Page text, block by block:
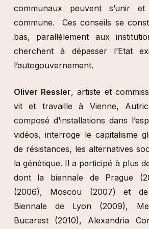
communaux peuvent s’unir
commune. Ces conseils se
bas, parallèlement aux
cherchent à dépasser l’Etat
l’autogouvernement.
Oliver Ressler, artiste et
vit et travaille à Vienne,
composé d’installations dans
vidéos, interroge le capitalisme
de résistances, les alternatives
la génétique. Il a participé à plus
dont la biennale de Prague
(2006), Moscou (2007) et
Biennale de Lyon (2009),
Bucarest (2010), Alexandria